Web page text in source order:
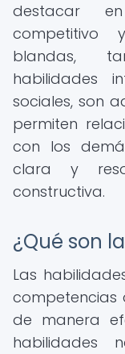
destacar
competitivo
blandas,
habilidades
sociales, son
permiten
con los
clara y
constructiva.
¿Qué son
Las
competencias
de manera
habilidades